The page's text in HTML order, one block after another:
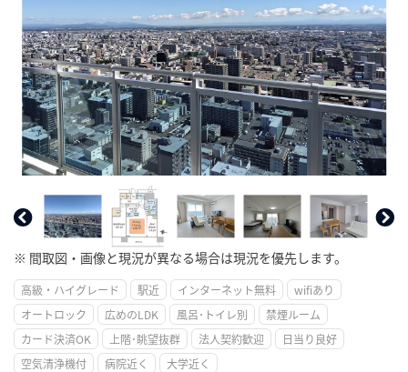
※ 間取図・画像と現況が異なる場合は現況を優先します。
高級・ハイグレード 駅近 インターネット無料
wifiあり
オートロック
広めのLDK 風呂･トイレ別
禁煙ルーム
カード決済OK
上階･眺望抜群 法人契約歓迎
日当り良好
空気清浄機付
病院近く 大学近く